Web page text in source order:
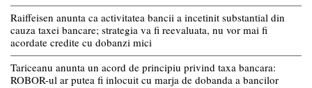
Raiffeisen anunta ca activitatea bancii a incetinit substantial din
cauza taxei bancare; strategia va fi reevaluata, nu vor mai fi
acordate credite cu dobanzi mici
Tariceanu anunta un acord de principiu privind taxa bancara:
ROBOR-ul ar putea fi inlocuit cu marja de dobanda a bancilor